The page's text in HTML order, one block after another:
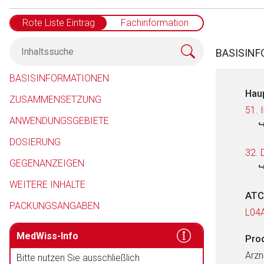
Rote Liste Eintrag Fachinformation
BASISINFORMATIONEN
ZUSAMMENSETZUNG
ANWENDUNGSGEBIETE
DOSIERUNG
GEGENANZEIGEN
WEITERE INHALTE
PACKUNGSANGABEN
MedWiss-Info
Bitte nutzen Sie ausschließlich
51.
32.
ATC